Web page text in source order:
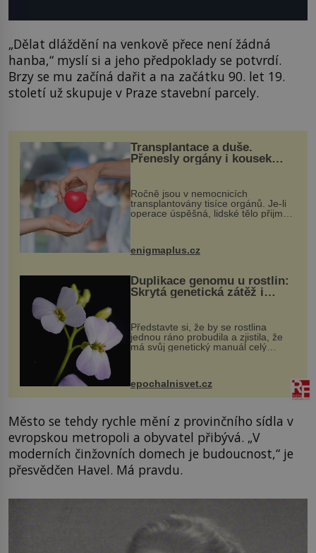
„Dělat dláždění na venkově přece není žádná
hanba,“ myslí si a jeho předpoklady se potvrdí.
Brzy se mu začíná dařit a na začátku 90. let 19.
století už skupuje v Praze stavební parcely.
Transplantace a duše.
Přenesly orgány i kousek
Ročně jsou v nemocnicích
transplantovány tisíce orgánů. Je-li
operace úspěšná, lidské tělo přijme
enigmaplus.cz
Duplikace genomu u rostlin:
Skrytá genetická zátěž i
Představte si, že by se rostlina
jednou ráno probudila a zjistila, že
má svůj genetický manuál celý
vstupenka...
epochalnisvet.cz
Město se tehdy rychle mění z provinčního sídla v
evropskou metropoli a obyvatel přibývá. „V
moderních činžovních domech je budoucnost,“ je
přesvědčen Havel. Má pravdu.